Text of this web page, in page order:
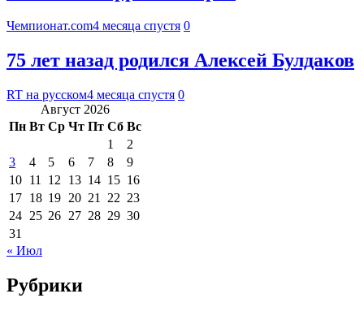
Чемпионат.com4 месяца спустя 0
75 лет назад родился Алексей Булдаков
RT на русском4 месяца спустя 0
Август 2026
Пн Вт Ср Чт Пт Сб Вс
1
2
3
4 5 6 7 8
9
10 11 12 13 14 15 16
17 18 19 20 21 22 23
24 25 26 27 28 29 30
31
« Июл
Рубрики